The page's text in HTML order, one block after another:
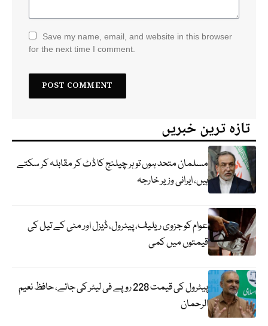
Save my name, email, and website in this browser
for the next time I comment.
تازہ ترین خبریں
مسلمان متحد ہوں تو ہر چیلنج کا ڈٹ کر مقابلہ کر سکتے
ہیں، ایرانی وزیر خارجہ
عوام کو جزوی ریلیف، پیٹرول، ڈیزل اور مٹی کے تیل کی
قیمتوں میں کمی
پیٹرول کی قیمت 228 روپے فی لیٹر کی جائے، حافظ نعیم
الرحمان